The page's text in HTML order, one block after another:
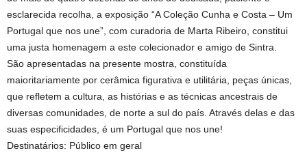
esclarecida recolha, a exposição “A Coleção Cunha e Costa – Um
Portugal que nos une”, com curadoria de Marta Ribeiro, constitui
uma justa homenagem a este colecionador e amigo de Sintra.
São apresentadas na presente mostra, constituída
maioritariamente por cerâmica figurativa e utilitária, peças únicas,
que refletem a cultura, as histórias e as técnicas ancestrais de
diversas comunidades, de norte a sul do país. Através delas e das
suas especificidades, é um Portugal que nos une!
Destinatários: Público em geral